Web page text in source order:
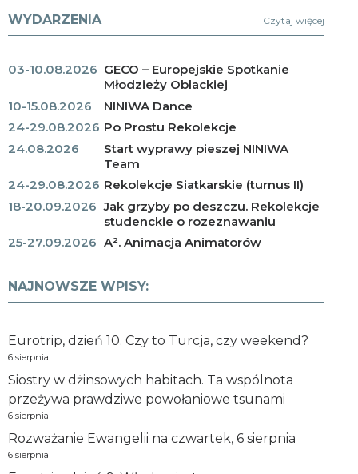
WYDARZENIA Czytaj więcej
03-10.08.2026 GECO – Europejskie Spotkanie
Młodzieży Oblackiej
10-15.08.2026
NINIWA Dance
24-29.08.2026 Po Prostu Rekolekcje
24.08.2026
Start wyprawy pieszej NINIWA
Team
24-29.08.2026 Rekolekcje Siatkarskie (turnus II)
18-20.09.2026 Jak grzyby po deszczu. Rekolekcje
studenckie o rozeznawaniu
25-27.09.2026 A². Animacja Animatorów
NAJNOWSZE WPISY:
Eurotrip, dzień 10. Czy to Turcja, czy weekend?
6 sierpnia
Siostry w dżinsowych habitach. Ta wspólnota
przeżywa prawdziwe powołaniowe tsunami
6 sierpnia
Rozważanie Ewangelii na czwartek, 6 sierpnia
6 sierpnia